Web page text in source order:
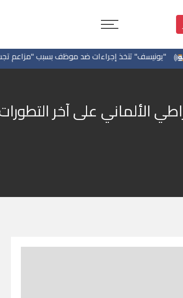
"يونيسف" تتخذ إجراءات ضد موظف بسبب "مزاعم تجسس"
الألماني على آخر